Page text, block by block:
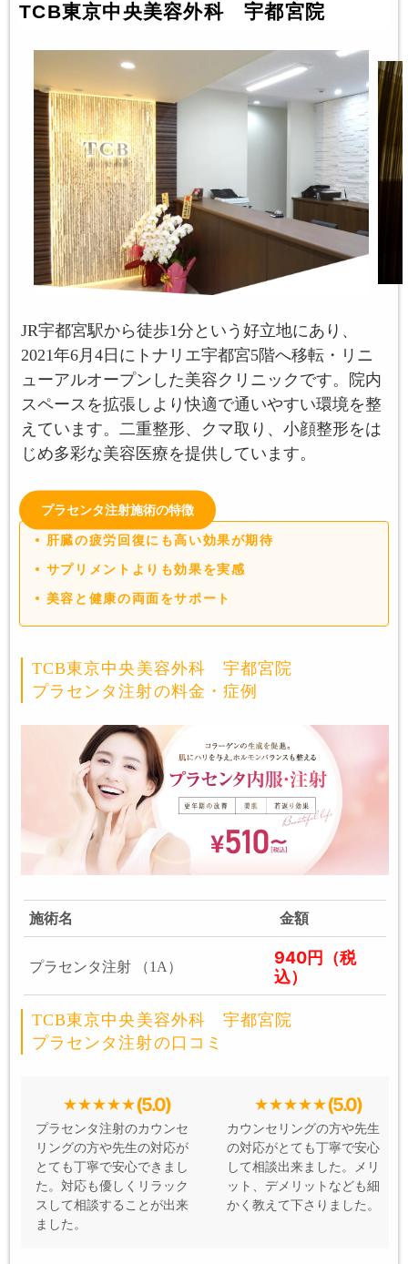
TCB東京中央美容外科 宇都宮院
JR宇都宮駅から徒歩1分という好立地にあり、
2021年6月4日にトナリエ宇都宮5階へ移転・リニ
ューアルオープンした美容クリニックです。院内
スペースを拡張しより快適で通いやすい環境を整
えています。二重整形、クマ取り、小顔整形をは
じめ多彩な美容医療を提供しています。
プラセンタ注射施術の特徴
肝臓の疲労回復にも高い効果が期待
サプリメントよりも効果を実感
美容と健康の両面をサポート
TCB東京中央美容外科 宇都宮院
プラセンタ注射の料金・症例
施術名 金額
プラセンタ注射 （1A）
940円（税
込）
TCB東京中央美容外科 宇都宮院
プラセンタ注射の口コミ
(5.0)
プラセンタ注射のカウンセ
リングの方や先生の対応が
とても丁寧で安心できまし
た。対応も優しくリラック
スして相談することが出来
ました。
(5.0)
カウンセリングの方や先生
の対応がとても丁寧で安心
して相談出来ました。メリ
ット、デメリットなども細
かく教えて下さりました。